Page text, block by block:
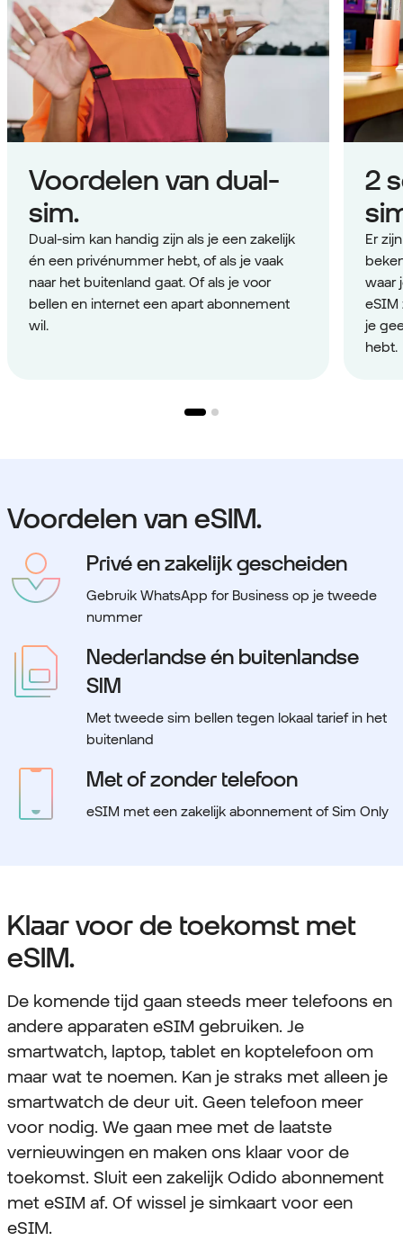
Voordelen van dual-
sim.
Dual-sim kan handig zijn als je een zakelijk
én een privénummer hebt, of als je vaak
naar het buitenland gaat. Of als je voor
bellen en internet een apart abonnement
wil.
2
Er
waar
eSIM
je
hebt.
Voordelen van eSIM.
Privé en zakelijk gescheiden
Gebruik WhatsApp for Business op je tweede
nummer
Nederlandse én buitenlandse
SIM
Met tweede sim bellen tegen lokaal tarief in het
buitenland
Met of zonder telefoon
eSIM met een zakelijk abonnement of Sim Only
Klaar voor de toekomst met
eSIM.
De komende tijd gaan steeds meer telefoons en
andere apparaten eSIM gebruiken. Je
smartwatch, laptop, tablet en koptelefoon om
maar wat te noemen. Kan je straks met alleen je
smartwatch de deur uit. Geen telefoon meer
voor nodig. We gaan mee met de laatste
vernieuwingen en maken ons klaar voor de
toekomst. Sluit een zakelijk Odido abonnement
met eSIM af. Of wissel je simkaart voor een
eSIM.